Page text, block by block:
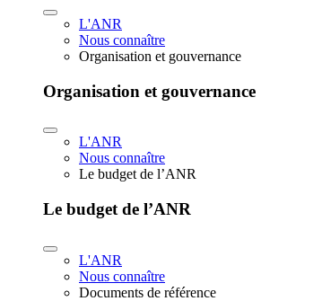
L'ANR
Nous connaître
Organisation et gouvernance
Organisation et gouvernance
L'ANR
Nous connaître
Le budget de l’ANR
Le budget de l’ANR
L'ANR
Nous connaître
Documents de référence